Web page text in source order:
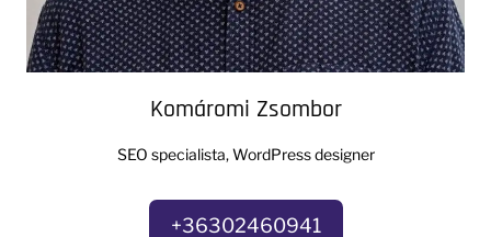
Komáromi Zsombor
SEO specialista, WordPress designer
+36302460941